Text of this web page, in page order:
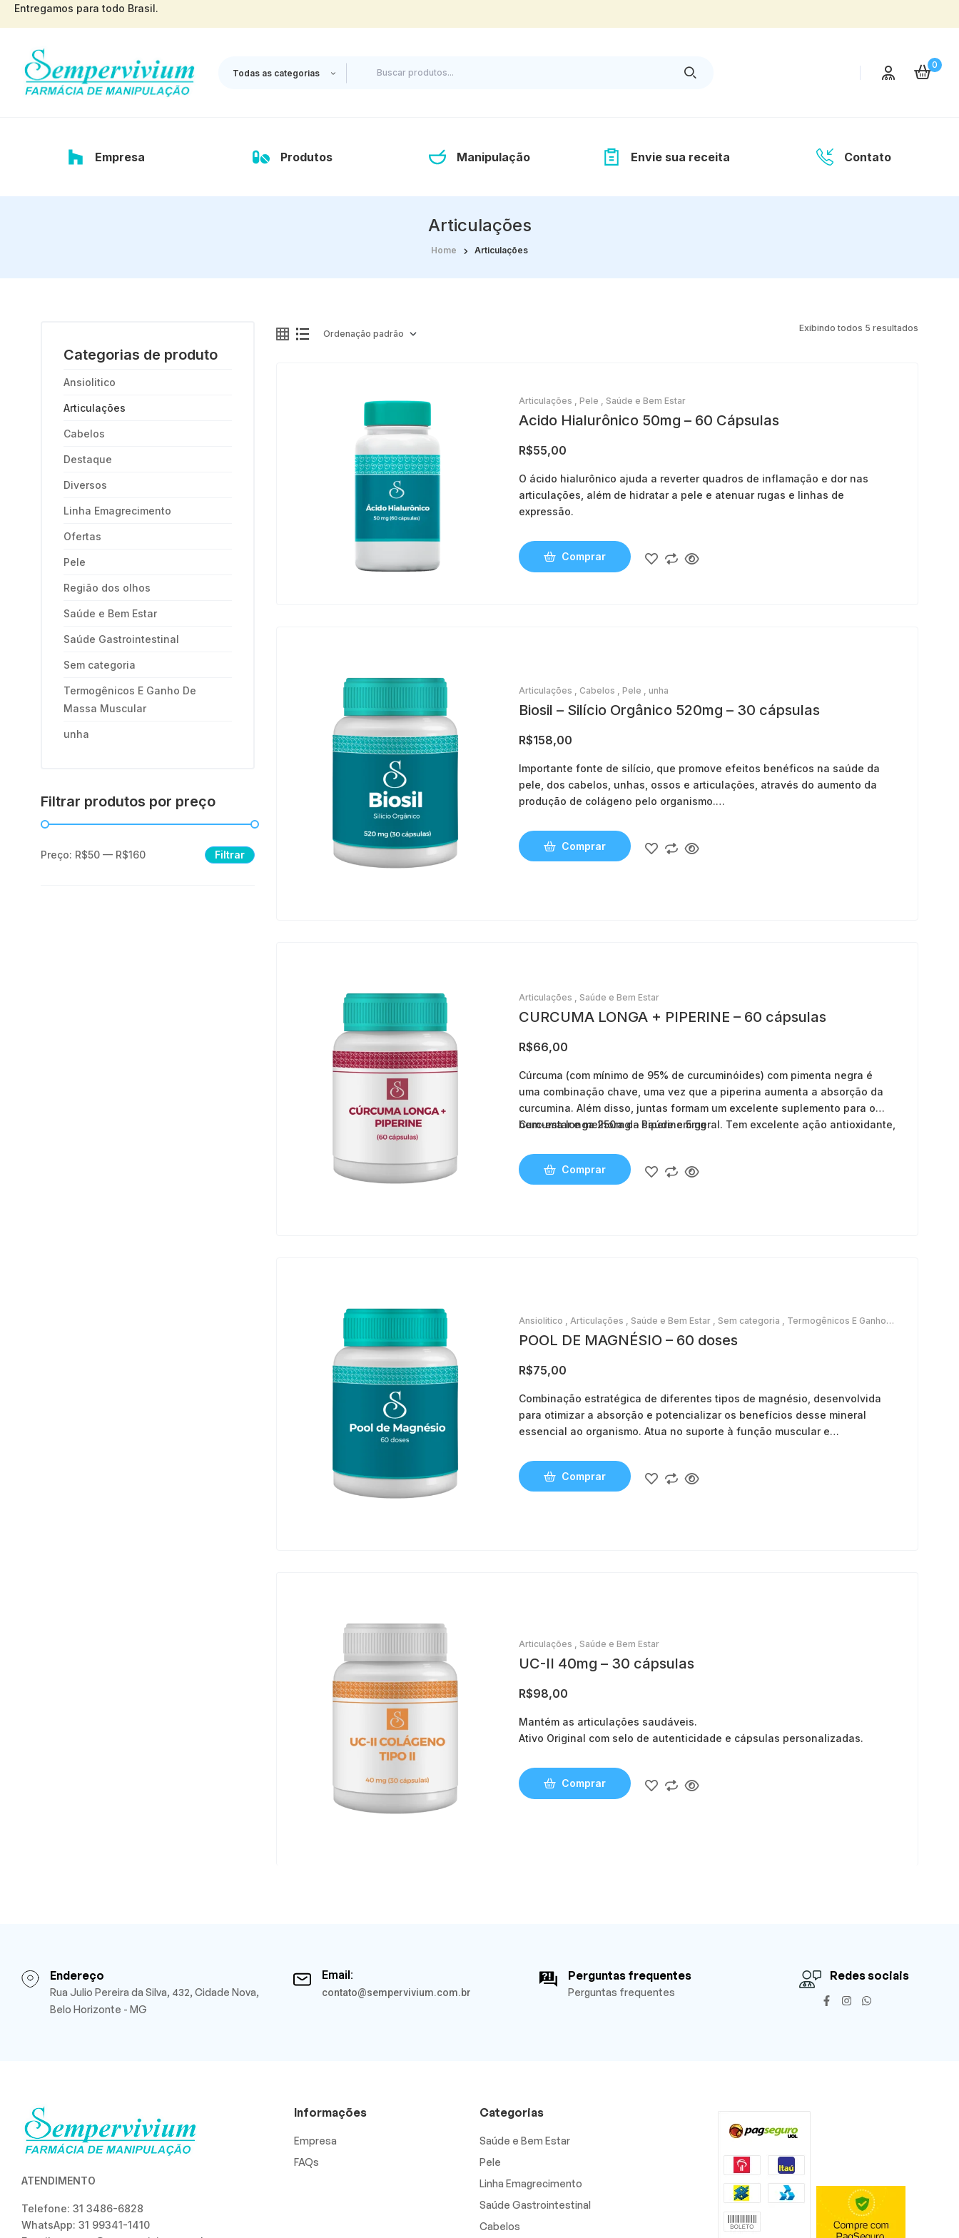
Entregamos para todo Brasil.
Todas as categorias
0
Empresa Produtos Manipulação Envie sua receita Contato
Articulações
Home Articulações
Exibindo todos 5 resultados
Articulações , Pele , Saúde e Bem Estar
Acido Hialurônico 50mg – 60 Cápsulas
R$55,00
O ácido hialurônico ajuda a reverter quadros de inflamação e dor nas
articulações, além de hidratar a pele e atenuar rugas e linhas de
expressão.
Comprar
Articulações , Cabelos , Pele , unha
Biosil – Silício Orgânico 520mg – 30 cápsulas
R$158,00
Importante fonte de silício, que promove efeitos benéficos na saúde da
pele, dos cabelos, unhas, ossos e articulações, através do aumento da
produção de colágeno pelo organismo.
cientificamente.
Ativo original.
Comprar
Articulações , Saúde e Bem Estar
CURCUMA LONGA + PIPERINE – 60 cápsulas
R$66,00
Cúrcuma (com mínimo de 95% de curcuminóides) com pimenta negra é
uma combinação chave, uma vez que a piperina aumenta a absorção da
curcumina. Além disso, juntas formam um excelente suplemento para o
bem-estar e melhora da saúde em geral. Tem excelente ação antioxidante,
Curcuma longa 250mg – Piperine 5mg
Comprar
Ansiolitico , Articulações , Saúde e Bem Estar , Sem categoria , Termogênicos E Ganho
POOL DE MAGNÉSIO – 60 doses
R$75,00
Combinação estratégica de diferentes tipos de magnésio, desenvolvida
para otimizar a absorção e potencializar os benefícios desse mineral
essencial ao organismo. Atua no suporte à função muscular e
metabolismo energético.
Comprar
Articulações , Saúde e Bem Estar
UC-II 40mg – 30 cápsulas
R$98,00
Mantém as articulações saudáveis.
Ativo Original com selo de autenticidade e cápsulas personalizadas.
Comprar
Categorias de produto
Ansiolitico
Articulações
Cabelos
Destaque
Diversos
Linha Emagrecimento
Ofertas
Pele
Região dos olhos
Saúde e Bem Estar
Saúde Gastrointestinal
Sem categoria
Termogênicos E Ganho De
Massa Muscular
unha
Filtrar produtos por preço
Filtrar
Preço: R$50 — R$160
Endereço
Rua Julio Pereira da Silva, 432, Cidade Nova,
Belo Horizonte - MG
Email:
contato@sempervivium.com.br
Perguntas frequentes
Perguntas frequentes
Redes sociais
ATENDIMENTO
Telefone: 31 3486-6828
WhatsApp: 31 99341-1410
Informações
Empresa
FAQs
Categorias
Saúde e Bem Estar
Pele
Linha Emagrecimento
Saúde Gastrointestinal
Cabelos